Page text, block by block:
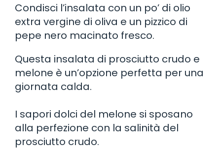
Condisci l’insalata con un po’ di olio
extra vergine di oliva e un pizzico di
pepe nero macinato fresco.
Questa insalata di prosciutto crudo e
melone è un’opzione perfetta per una
giornata calda.
I sapori dolci del melone si sposano
alla perfezione con la salinità del
prosciutto crudo.